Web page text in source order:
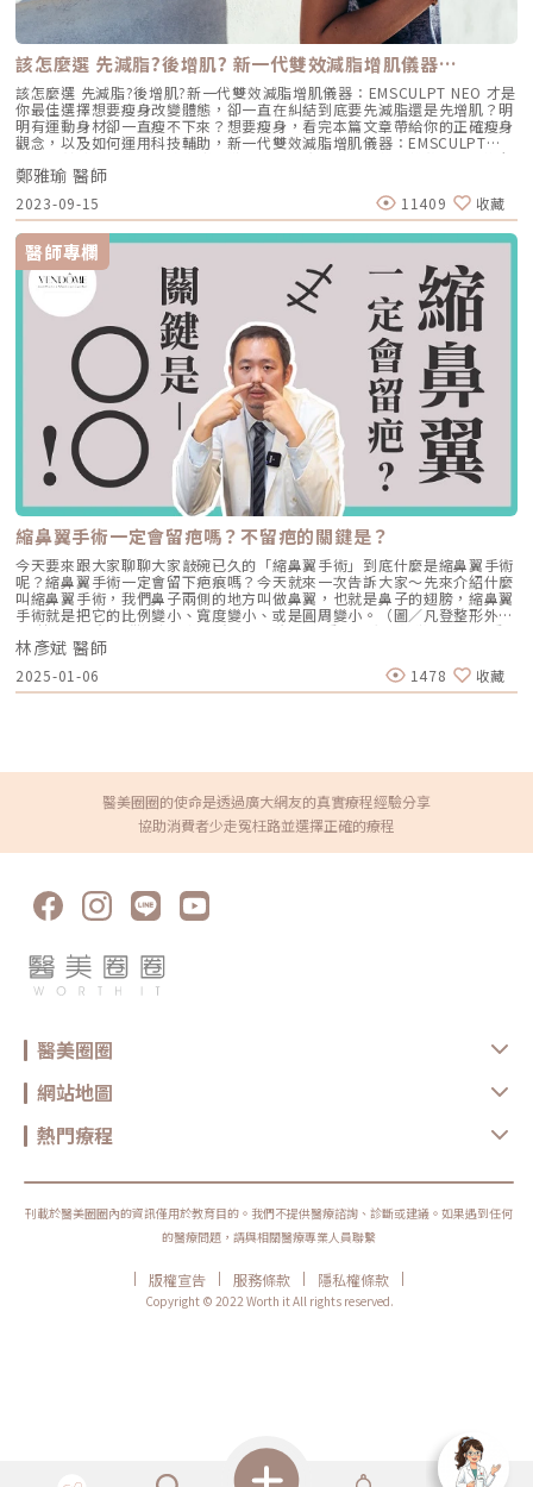
下垂、脂肪位移或組織支撐不足，仍需要由專業醫師評估是否需搭配其他療
程。什麼是DENSITY RF無雙電波 ？無雙電波的英文名稱為 DENSITY，由
Jeisys Medical 推出。根據 DENSITY 官方資料，這套系統使用單極與雙極
高頻能量，可將能量傳遞到淺層與深層皮膚組織。它和傳統單一電波不同的
地方，在於它主打「單極 + 雙極」的複合式能量設計。單極偏向較深層作
用，雙極則偏向較表層、較集中，因此在療程定位上，無雙電波常被形容為
兼顧： 深層緊緻 淺層膚質 細紋改善 毛孔與光澤感 整體肌膚精緻度
DENSITY 採用 sequential monopolar + bipolar RF，也就是序列式單極
與雙極射頻能量，並搭配冷卻與即時阻抗校準等設計。無雙電波適合施打族
群無雙電波常被期待用在以下族群： 臉沒有嚴重鬆弛，但開始覺得輪廓不
夠緊 膚質變粗、毛孔變明顯 乾燥細紋、光澤感下降 想做電波，但怕疼痛感
太強 想要自然型、精緻型保養 希望同時處理緊緻與膚質所以如果說鳳凰電
波比較偏「輪廓拉提主力」，無雙電波就比較像「緊緻 + 膚質管理」的複合
型選項。無雙電波 vs 鳳凰電波比較 比較療程 DENSITYRF 無雙電波
ThermageFLX 鳳凰電波 能量類型 單極+雙極射頻 單極射頻 作用原理
αLPHA專利交替脈衝加熱技術 射頻RF系統 主要特色 深淺層複合加熱 深層
容積式加熱 療程定位 膚質、細緻、緊緻並重 輪廓、拉提、緊實為主 適合族
群 輕中度鬆弛、膚質粗糙、 毛孔細紋 中度鬆弛、下顎線模糊、 輪廓下垂感
冷卻技術 五階七段冷卻系統 分段噴灑冷媒 探頭 雅典娜探頭：臉部 宙斯探
頭：身體 愛神探頭：眼周 紫鑽探頭：臉/四肢 碧眼探頭：眼周 藍鑽探頭：
臉/四肢 黃金探頭：身體 疼痛感 多數定位為較舒適型 但仍因人而異 感受通
常較明顯，但依能量、部位與個人耐受度不同 常見效果感受 膚質變細、臉
想加強緊緻、抗老、輪廓型 原理差異：單極、雙極到底是什麼？很多人看
到「單極」、「雙極」會覺得很難懂，其實可以用生活化的方式理解。單極
電波：像是把熱能傳遞到較深、較廣的範圍，主要作用於較深層皮膚組織
（以真皮層為主），常被用於緊緻與支撐感相關需求。鳳凰電波即屬於單極
射頻應用。雙極電波：則是將能量集中在兩個電極之間，作用範圍相對較
淺，較常被用於膚質細緻、表層改善等需求。無雙電波的特色，在於將單極
與雙極兩種模式結合於同一療程設計中。根據官方資料，DENSITY 可透過
不同射頻模式，將能量分別作用於深層與淺層皮膚。因此，兩者並不是「誰
比較高級」，而是設計邏輯不同。若主要需求為輪廓拉提與緊緻，單極射頻
為主的療程通常較符合需求；若希望同時兼顧膚質細緻與輕度緊緻，複合式
電波療程則可能更具彈性。效果差異：拉提感、緊緻感、膚質感不一樣1. 拉
提感如果你的主要困擾是「臉部鬆弛」、「下顎線不清楚」或「嘴邊肉變明
顯」，鳳凰電波通常是較常被討論的選項之一。其應用多與輪廓緊緻與鬆弛
改善相關，常見於臉部、眼周與身體的緊緻與平滑需求。2. 膚質感如果你的
問題不是明顯鬆弛，而是「皮膚看起來粗」、「毛孔明顯」、「妝感不服
貼」或整體氣色較疲累，無雙電波的複合式能量設計相對較符合這類需求。
除了緊緻效果外，也常被用於膚質細緻與整體質感提升，因此常被市場定位
為入門型抗老或精緻型電波療程。3. 自然度兩者都屬於非侵入式療程，因此
題。以療程設計來看，鳳凰電波因為以單極射頻為主，能量感通常會比較明
置，感受可能更強。無雙電波則因為設計上有SAC智能冷卻系統與RIC即時
阻抗偵測補償系統等設計，因此為舒適度較高的電波療程。但這裡要講清
楚：不痛不代表完全沒感覺，舒適也不代表每個人都一樣。疼痛感會受到很
多因素影響，包括： 個人耐痛程度 施作部位 能量設定 是否敷麻 醫師手法
被定位為舒適度較佳；鳳凰電波能量感通常較明顯。但實際感受仍需依個人
狀況而定。常見迷思一：鳳凰電波一定比無雙電波強嗎？不一定。「強」要
看你指的是哪一種強。如果說的是深層拉提、輪廓緊緻，鳳凰電波確實是經
期待。這就像健身一樣，重訓和瑜伽都能讓身體變好，但目標不同。你想練
線條、核心、柔軟度，還是想增加肌力？療程也是同樣邏輯。選擇醫美療
程，不是找「最紅的」，而是找「最符合目前需求的」。常見迷思二：電波
刺激皮膚組織緊緻與膠原重塑，因此效果通常是逐步變化。有些人做完會覺
得臉比較緊、線條比較順，但真正的膠原變化通常需要時間。Thermage 官
「瞬間換臉」而是「慢慢變緊、變順、變精緻」做電波前需要注意什麼？無
論選無雙電波或鳳凰電波，療程前都建議注意以下幾點： 近期是否懷孕或
有嚴重皮膚發炎、傷口或感染 近期是否做過其他醫美療程 是否有蟹足腫或
特殊體質 是否正在服用影響皮膚修復的藥物這些資訊都應在諮詢時主動告
麼保養？電波療程後，多數人不需要長時間恢復期，但仍建議做好基礎照
護： 加強保濕 避免過度去角質 做好防曬 短期內避免高溫環境，例如三溫
暖、烤箱 避免同時疊加刺激性保養品 依照院所指示安排回診或追蹤如果出
現明顯紅腫、疼痛、水泡、凹陷或異常不適，應儘快回原院所或尋求專業醫
個效果比較好？沒有絕對誰比較好。無雙電波偏向膚質、細緻與自然緊緻；
鳳凰電波偏向輪廓拉提與深層緊實。選擇重點應該是你的需求，而不是單看
療程名氣。Q2：無雙電波可以取代鳳凰電波嗎？不一定。兩者能量設計與
期不長，但實際仍需依個人膚況與療程反應而定。若出現泛紅、敏感或熱
感，建議先讓肌膚休息，並加強保濕與防曬，並依醫療院所指示進行後續照
護。選對療程，比跟風更重要無雙電波與鳳凰電波各有優勢，前者偏向細緻
該怎麼選 先減脂?後增肌? 新一代雙效減脂增肌儀器…
該怎麼選 先減脂?後增肌?新一代雙效減脂增肌儀器：EMSCULPT NEO 才是
你最佳選擇想要瘦身改變體態，卻一直在糾結到底要先減脂還是先增肌？明
明有運動身材卻一直瘦不下來？想要瘦身，看完本篇文章帶給你的正確瘦身
觀念，以及如何運用科技輔助，新一代雙效減脂增肌儀器：EMSCULPT
NEO來輔助雕塑體態。瘦身都只做半套，減脂增肌不是誰先誰後，同時進行
才有效！三十歲後不只膠原蛋白開始流失，基礎代謝率也會下降，肌肉也會
以每年1%的速度流失，造成脂肪囤積的問題，男生脂肪容易囤積在上半身
（腹部、胸部等部位），而女性則是容易囤積在下半身（腰、臀等部位），
加上缺乏運動使肌肉量減少，基礎代謝率下降的更快，脂肪囤積的速度就會
更快，體態顯得臃腫。正確瘦身觀念飲食控制除了避免高油炸高熱量的飲食
外，減肥期間千萬不要極端節食，均衡飲食並且多攝取高蛋白食物，有利於
肌肉生長及修復，像是：雞胸肉、魚肉、雞蛋、豆腐、豆漿，或是透過保健
食品如：高蛋白粉、維他命B、維他命C來補充蛋白質。有氧運動減脂有氧
運動包括：跑步、游泳、有氧舞蹈、拳擊等，除了能消耗熱量達到減脂效
果，也能提升心肺功能及刺激大腦分泌腦內啡來放鬆心情。重訓肌力訓練重
訓屬於高強度的運動，除了能增強肌肉外，重訓時會運用到全身肌肉，比起
有氧運動能消耗更多的熱量，有助於減脂。自我運動需要長時間的維持，且
重訓過量會消耗到肌肉，搭配有氧運動可以維持心肺效率，與重訓相輔相
成。EMSCULPT NEO 減脂增肌高效率鍛鍊體態來自英國大廠BTL的
Emsculpt Neo，是非侵入式的減脂增肌體雕儀器，同步Synchronized
RF減脂電波，運用45度的舒適熱能，不僅可讓肌肉暖身，同時使脂肪細胞
凋亡，減去厚重的脂肪，讓增肌效果更好。透過HIFEM+高強度聚焦磁能技
術，精準誘發目標運動神經，使目標肌群在30分鐘療程內超極限收縮，模擬
高強度的肌肉運動狀態，刺激肌纖維體積增大並增加數量，緊實體態，達到
自主運動無法達成的高效率鍛鍊肌肉效果。比起其他體雕儀器減脂、增肌要
進行不同療程，EMSCULPT NEO雙科技HIFEM+以及Synchronized RF減脂
電波，減脂、增肌、緊塑多效合一，一機即可達到多種體雕儀器的效果，
CP值相當高，此外EMSCULPT NEO擁有美國FDA、歐盟CE及台灣TFDA多
重認證，無侵入性、無恢復期，安全性以及效果受到認可︒初樂極致美學診
所鄭雅瑜醫師進一步說明EMSCULPT NEO與冷凍減脂及鳳凰電波的差異。
與冷凍減脂的差異市面上的冷凍減脂原理是運用真空壓力及低溫，使脂肪細
胞凋亡後自然代謝，需另外配合增肌減緊實的體雕儀器，療程中會有強烈的
麻痺痛感，且術後容易出現瘀傷及硬塊，相比之下EMSCULPT NEO有療程
舒適度較高、術後幾乎沒有恢復期、一機就能達到減脂增肌等優勢。與鳳凰
電波的差異鳳凰電波是運用單極電波傳遞熱能來達到肌膚緊實的效果，而
EMSCULPT NEO不僅能改善鬆弛的肌膚，同時擁有減脂功效，更比電波及
冷凍減脂多了肌肉雕塑效果。EMSCULPT NEO適用於產後有腹直肌分離或
群較不容易出現肌膚鬆弛的情況（視體質或生活習慣會有影響），如果是有
脂肪堆積，有減脂可以使用冷凍減脂或是超音波溶脂，肌膚沒有鬆弛情況則
不用搭配電波療程。40或是50歲後的中壯年族群，除了脂肪堆積問題，肌
力流失情況也比年輕族群嚴重，當肌肉流失，表皮失去支撐力，肌膚鬆弛問
各年齡層的身體需求問題都不同，但絕大多數都還是在意脂肪過多，再者是
NEO能符合需求同時達到這三項效果，讓各年齡層在意的問題都可涵蓋到︒
此外如果屬於脂肪堆積情況較嚴重，鄭雅瑜醫師也建議可以搭配瘦瘦針抑制
食慾，達到更好的減脂效果。每個人體質以及身體狀況不同，每台體雕儀器
果及預算，由醫師針對情況客製化體雕療程，找出最適合你的方式，雕塑出
理想的健康好體態。❤️初樂極緻美學❤️??YouTube 頻道??
https://m.youtube.com/@user-nl6hg2ly8m❤️Dr. Clara 鄭雅瑜院長粉絲
https://worthit.com.tw/content/doctor/142/case
鄭雅瑜 醫師
2023-09-15 11409 收藏
醫師專欄
縮鼻翼手術一定會留疤嗎？不留疤的關鍵是？
今天要來跟大家聊聊大家敲碗已久的「縮鼻翼手術」到底什麼是縮鼻翼手術
呢？縮鼻翼手術一定會留下疤痕嗎？今天就來一次告訴大家～先來介紹什麼
叫縮鼻翼手術，我們鼻子兩側的地方叫做鼻翼，也就是鼻子的翅膀，縮鼻翼
手術就是把它的比例變小、寬度變小、或是圓周變小。（圖／凡登整形外
科-林彥斌醫師提供）怎麼樣的寬度是一個大家看起來會比較賞心悅目，看
起來比較秀氣，第一個最簡單的參考值就是兩眼間距，兩邊眼頭的間距，鼻
翼不要超過這兩眼的間距。（圖／凡登整形外科-林彥斌醫師提供）教科書
上面大概都說1:1，實際上隨著審美不斷的變化，受到西方世界的影響，發
現不管是韓國、日本、大陸、台灣、東亞這些地方，大部分人的偏好是
彥斌醫師提供）再來提到縮鼻翼手術，可分為一下幾種‧八字縫線法簡單來
說就是單純用縫線的外面兩個針孔，用八字形的縫法把它拉近，靠的是線的
拉力，那這個效果會維持比較短暫，因為線大概兩週左右，他的張力就會鬆
般稱為「無痕縮鼻翼」，它的疤是藏在鼻孔內側的。（圖／凡登整形外科-
林彥斌醫師提供）那真的比較嚴重的，需要比較明顯寬度的改變，或是圓周
知道自己鼻翼過寬的，他們大多反應是覺得自己露鼻孔，有些人會覺得鼻孔
外露像澎恰恰會漏財，其實他不是只有後縮而已，他還有整個圓周比較大，
也就是較特殊的「靠外側鼻孔後縮」的患者，因此除了內縮鼻翼，還需要縮
翼嗎？可以，但是但是一樣要考慮兩眼的間距與鼻頭的相對關係，許多來諮
詢的人會反應覺得自己鼻子很大，問我是不是可以靠縮鼻翼手術改善，的確
縮鼻翼可以改善整體的三角形橫的寬度，但你旁邊的比例變小之後，相對的
中間鼻頭比例會變多，也就是鼻頭會變明顯，所以如果你的鼻頭是大的，單
(縮鼻翼合併縮鼻頭手術)。一般縫線是大概一週左右就會把縫線拆掉，拆完
之後傷口大概一週到兩週結痂就脫落了，剛脫落的部分會有點像你剛好的痘
慢慢回到接近膚色，通常如果半年左右還會覺得有些交界感的話可以再搭配
「凡登整形外科-林彥斌醫師專欄」
林彥斌 醫師
2025-01-06 1478 收藏
醫美圈圈的使命是透過廣大網友的真實療程經驗分享
協助消費者少走冤枉路並選擇正確的療程
醫美圈圈
網站地圖
熱門療程
刊載於醫美圈圈內的資訊僅用於教育目的。我們不提供醫療諮詢、診斷或建議。如果遇到任何
的醫療問題，請與相關醫療專業人員聯繫
| 版權宣告 | 服務條款 | 隱私權條款
|
Copyright © 2022 Worth it All rights reserved.